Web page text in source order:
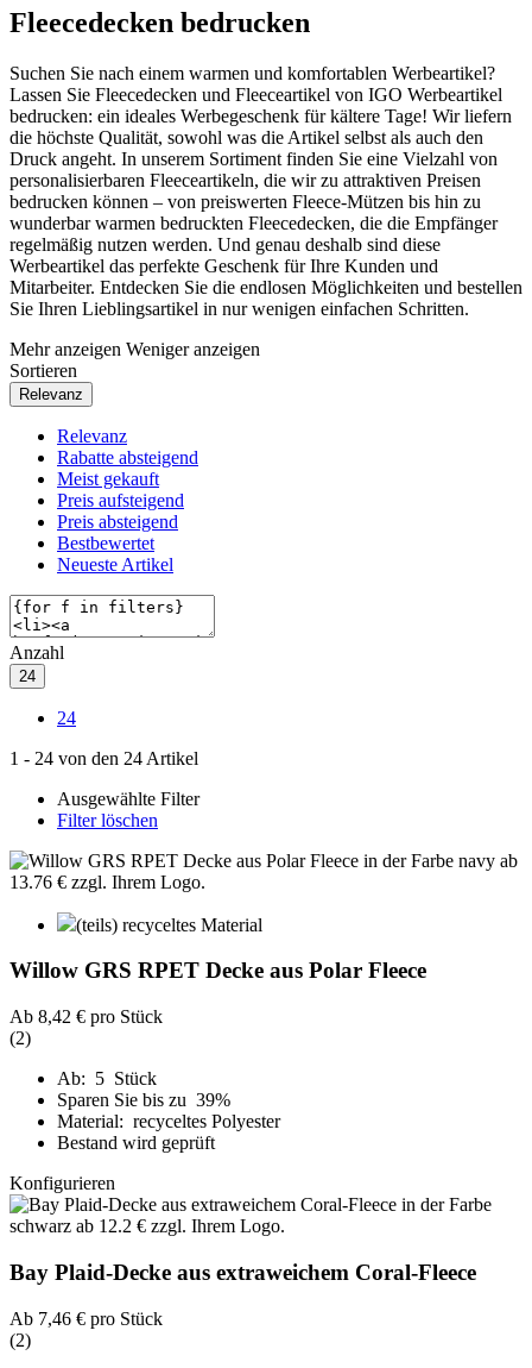
Fleecedecken bedrucken
Suchen Sie nach einem warmen und komfortablen Werbeartikel?
Lassen Sie Fleecedecken und Fleeceartikel von IGO Werbeartikel
bedrucken: ein ideales Werbegeschenk für kältere Tage! Wir liefern
die höchste Qualität, sowohl was die Artikel selbst als auch den
Druck angeht. In unserem Sortiment finden Sie eine Vielzahl von
personalisierbaren Fleeceartikeln, die wir zu attraktiven Preisen
bedrucken können – von preiswerten Fleece-Mützen bis hin zu
wunderbar warmen bedruckten Fleecedecken, die die Empfänger
regelmäßig nutzen werden. Und genau deshalb sind diese
Werbeartikel das perfekte Geschenk für Ihre Kunden und
Mitarbeiter. Entdecken Sie die endlosen Möglichkeiten und bestellen
Sie Ihren Lieblingsartikel in nur wenigen einfachen Schritten.
Mehr anzeigen Weniger anzeigen
Sortieren
Relevanz
Relevanz
Rabatte absteigend
Meist gekauft
Preis aufsteigend
Preis absteigend
Bestbewertet
Neueste Artikel
Anzahl
24
24
1 - 24 von den 24 Artikel
Ausgewählte Filter
Filter löschen
(teils) recyceltes Material
Willow GRS RPET Decke aus Polar Fleece
Ab 8,42 € pro Stück
(2)
Ab: 5 Stück
Sparen Sie bis zu 39%
Material: recyceltes Polyester
Bestand wird geprüft
Konfigurieren
Bay Plaid-Decke aus extraweichem Coral-Fleece
Ab 7,46 € pro Stück
(2)